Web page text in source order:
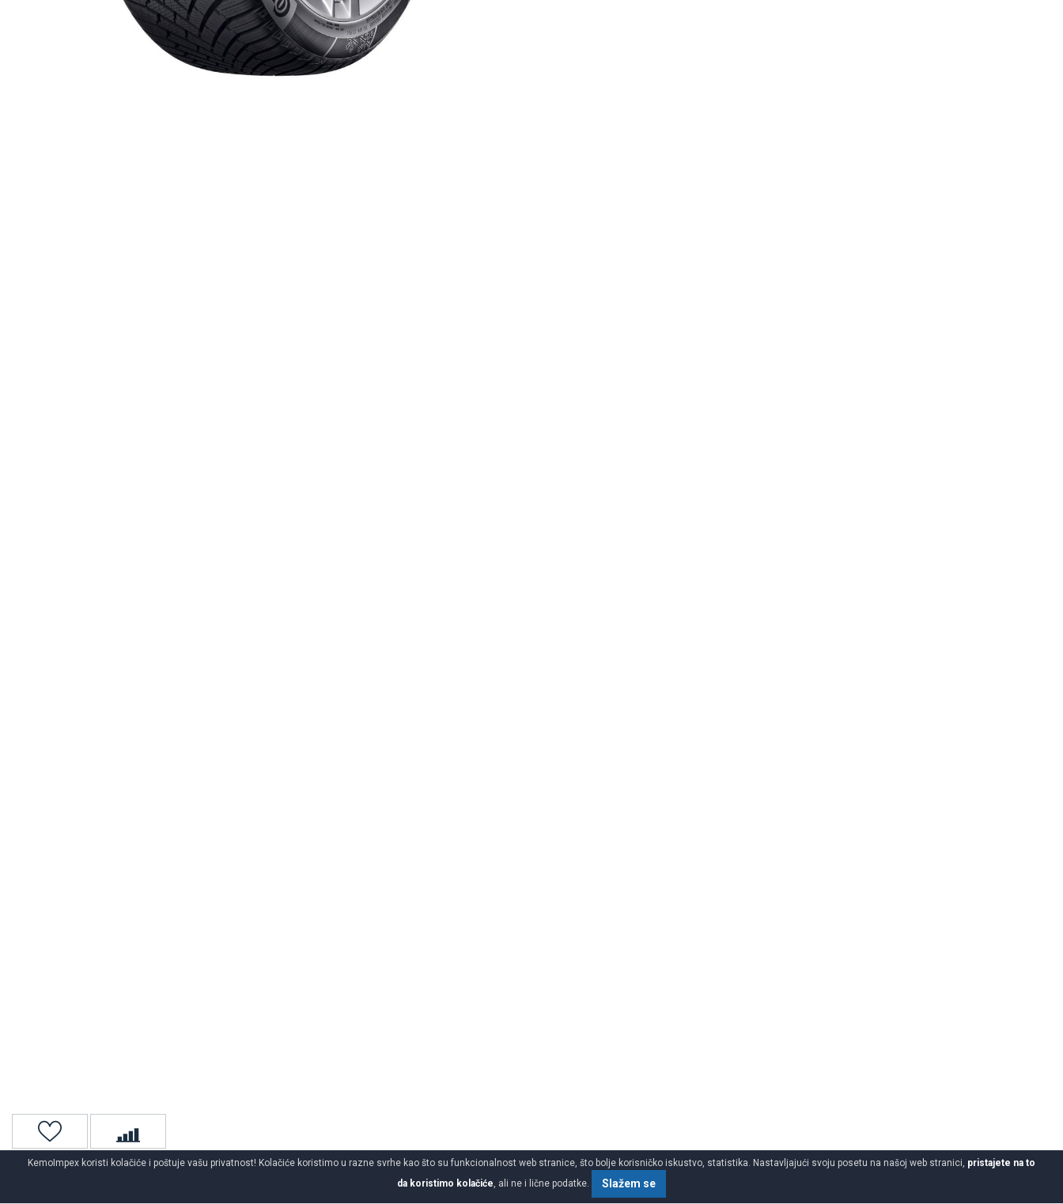
KemoImpex koristi kolačiće i poštuje vašu privatnost! Kolačiće koristimo u razne svrhe kao što su funkcionalnost web stranice, što bolje korisničko iskustvo, statistika. Nastavljajući svoju posetu na našoj web stranici, pristajete na to
da koristimo kolačiće , ali ne i lične podatke. Slažem se